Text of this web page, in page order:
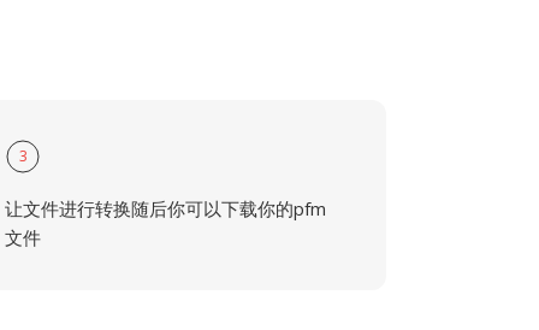
3
让文件进行转换随后你可以下载你的pfm
文件